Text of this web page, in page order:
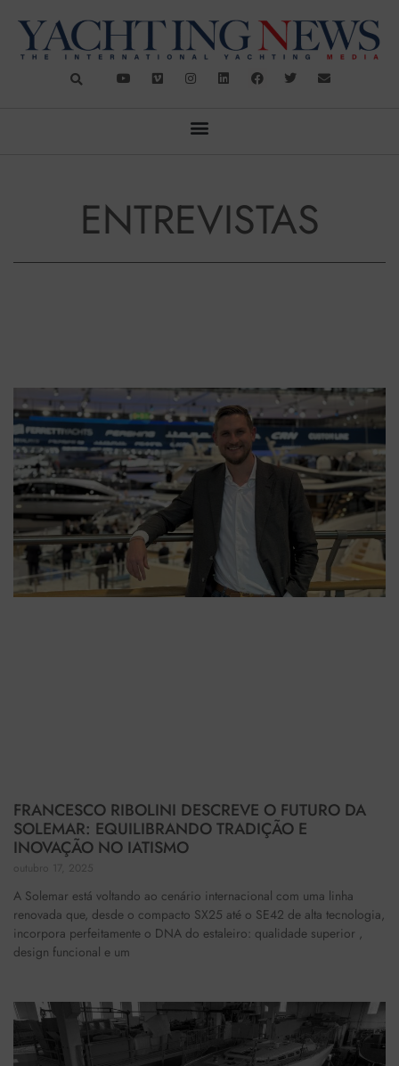
ENTREVISTAS
FRANCESCO RIBOLINI DESCREVE O FUTURO DA
SOLEMAR: EQUILIBRANDO TRADIÇÃO E
INOVAÇÃO NO IATISMO
outubro 17, 2025
A Solemar está voltando ao cenário internacional com uma linha
renovada que, desde o compacto SX25 até o SE42 de alta tecnologia,
incorpora perfeitamente o DNA do estaleiro: qualidade superior ,
design funcional e um